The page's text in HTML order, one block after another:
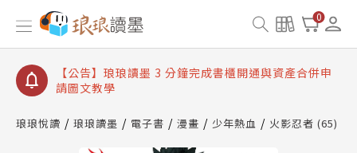
0
【公告】琅琅讀墨數位閱讀資產合併與書櫃開通申請
【公告】琅琅讀墨書櫃開通常見問題
【公告】琅琅讀墨 3 分鐘完成書櫃開通與資產合併申
請圖文教學
查詢
【公告】琅琅讀墨數位閱讀資產合併與書櫃開通申請
琅琅悅讀 琅琅讀墨 電子書 漫畫 少年熱血 火影忍者 (65)